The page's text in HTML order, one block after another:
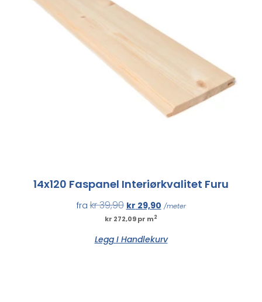
14x120 Faspanel Interiørkvalitet Furu
fra kr39,90 kr 29,90 /meter
kr 272,09 pr m2
Legg I Handlekurv